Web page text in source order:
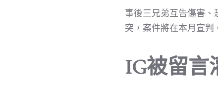
事後三兄弟互告傷害
突，案件將在本月宣判
IG被留言